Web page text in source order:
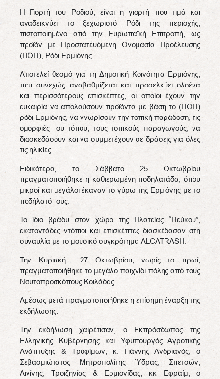
Η Γιορτή του Ροδιού, είναι η γιορτή που τιμά και
αναδεικνύει το ξεχωριστό Ρόδι της περιοχής,
πιστοποιημένο από την Ευρωπαϊκή Επιτροπή, ως
προϊόν με Προστατευόμενη Ονομασία Προέλευσης
(ΠΟΠ), Ρόδι Ερμιόνης.
Αποτελεί θεσμό για τη Δημοτική Κοινότητα Ερμιόνης,
που συνεχώς αναβαθμίζεται και προσελκύει ολοένα
και περισσότερους επισκέπτες, οι οποίοι έχουν την
ευκαιρία να απολαύσουν προϊόντα με βάση το (ΠΟΠ)
ρόδι Ερμιόνης, να γνωρίσουν την τοπική παράδοση, τις
ομορφιές του τόπου, τους τοπικούς παραγωγούς, να
διασκεδάσουν και να συμμετέχουν σε δράσεις για όλες
τις ηλικίες.
Ειδικότερα, το Σάββατο 25 Οκτωβρίου
πραγματοποιήθηκε η καθιερωμένη ποδηλατάδα, όπου
μικροί και μεγάλοι έκαναν το γύρω της Ερμιόνης με το
ποδήλατό τους.
Το ίδιο βράδυ στον χώρο της Πλατείας “Πεύκου”,
εκατοντάδες ντόπιοι και επισκέπτες διασκέδασαν στη
συναυλία με το μουσικό συγκρότημα ALCATRASH.
Την Κυριακή 27 Οκτωβρίου, νωρίς το πρωί,
πραγματοποιήθηκε το μεγάλο παιχνίδι πόλης από τους
Ναυτοπροσκόπους Κοιλάδας.
Αμέσως μετά πραγματοποιήθηκε η επίσημη έναρξη της
εκδήλωσης.
Την εκδήλωση χαιρέτισαν, ο Εκπρόσδωπος της
Ελληνικής Κυβέρνησης και Υφυπουργός Αγροτικής
Ανάπτυξης & Τροφίμων, κ. Γιάννης Ανδριανός, ο
Σεβασμιώτατος Μητροπολίτης Ύδρας, Σπετσών,
Αιγίνης, Τροιζηνίας & Ερμιονίδας, κκ Εφραίμ, ο